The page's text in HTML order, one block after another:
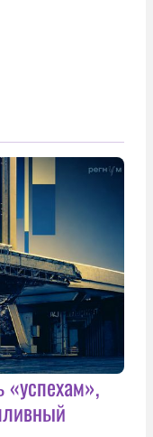
«успехам»,